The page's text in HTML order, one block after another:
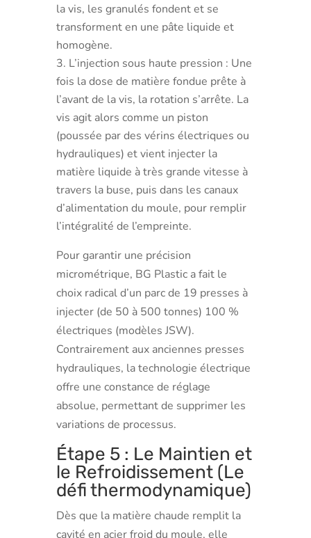
la vis, les granulés fondent et se
transforment en une pâte liquide et
homogène.
L’injection sous haute pression : Une
fois la dose de matière fondue prête à
l’avant de la vis, la rotation s’arrête. La
vis agit alors comme un piston
(poussée par des vérins électriques ou
hydrauliques) et vient injecter la
matière liquide à très grande vitesse à
travers la buse, puis dans les canaux
d’alimentation du moule, pour remplir
l’intégralité de l’empreinte.
Pour garantir une précision
micrométrique, BG Plastic a fait le
choix radical d’un parc de 19 presses à
injecter (de 50 à 500 tonnes) 100 %
électriques (modèles JSW).
Contrairement aux anciennes presses
hydrauliques, la technologie électrique
offre une constance de réglage
absolue, permettant de supprimer les
variations de processus.
Étape 5 : Le Maintien et
le Refroidissement (Le
défi thermodynamique)
Dès que la matière chaude remplit la
cavité en acier froid du moule, elle